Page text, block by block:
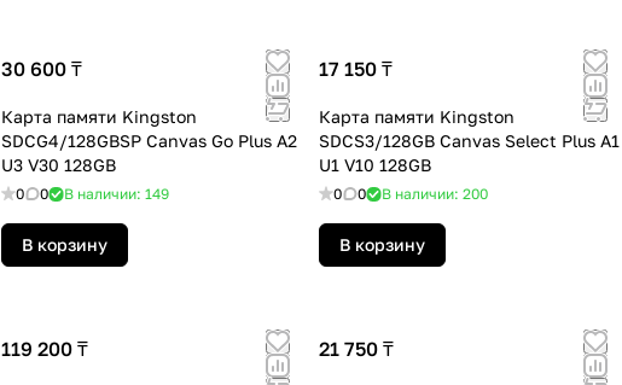
30 600 ₸
Карта памяти Kingston
SDCG4/128GBSP Canvas Go Plus A2
U3 V30 128GB
0 0 В наличии: 149
В корзину
17 150 ₸
Карта памяти Kingston
SDCS3/128GB Canvas Select Plus A1
U1 V10 128GB
0 0 В наличии: 200
В корзину
119 200 ₸ 21 750 ₸